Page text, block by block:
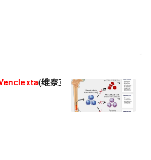
(维奈克拉)第6个突破性疗法